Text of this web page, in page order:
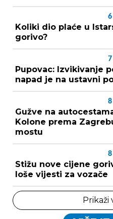
6
Koliki dio plaće u
gorivo?
7
Pupovac: Izvikivanje
napad je na ustavni
8
Gužve na
Kolone prema
mostu
8
Stižu nove cijene
loše vijesti za vozače
Prikaži